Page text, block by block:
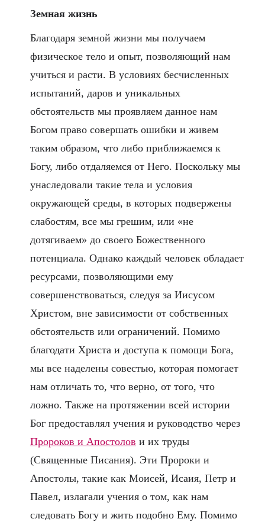
Земная жизнь
Благодаря земной жизни мы получаем
физическое тело и опыт, позволяющий нам
учиться и расти. В условиях бесчисленных
испытаний, даров и уникальных
обстоятельств мы проявляем данное нам
Богом право совершать ошибки и живем
таким образом, что либо приближаемся к
Богу, либо отдаляемся от Него. Поскольку мы
унаследовали такие тела и условия
окружающей среды, в которых подвержены
слабостям, все мы грешим, или «не
дотягиваем» до своего Божественного
потенциала. Однако каждый человек обладает
ресурсами, позволяющими ему
совершенствоваться, следуя за Иисусом
Христом, вне зависимости от собственных
обстоятельств или ограничений. Помимо
благодати Христа и доступа к помощи Бога,
мы все наделены совестью, которая помогает
нам отличать то, что верно, от того, что
ложно. Также на протяжении всей истории
Бог предоставлял учения и руководство через
Пророков и Апостолов и их труды
(Священные Писания). Эти Пророки и
Апостолы, такие как Моисей, Исаия, Петр и
Павел, излагали учения о том, как нам
следовать Богу и жить подобно Ему. Помимо